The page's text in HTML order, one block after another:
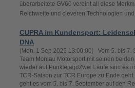
überarbeitete GV60 vereint all diese
Reichweite und cleveren Technologien
CUPRA im Kundensport:
DNA
(Mon, 1 Sep 2025 13:00:00) Vom 5. bis 7.
Team Monlau Motorsport mit seinen
wieder auf PunktejagdZwei Läufe sind es
TCR-Saison zur TCR Europe zu Ende
geht es vom 5. bis 7. September auf den